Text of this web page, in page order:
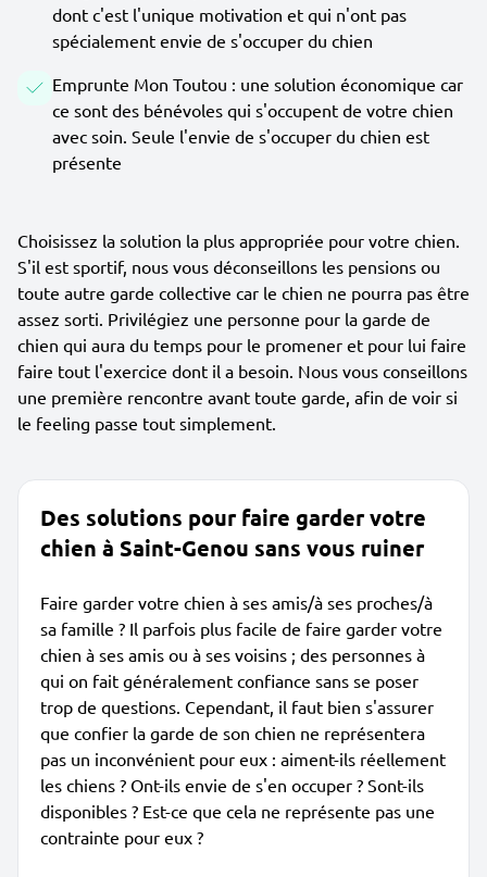
dont c'est l'unique motivation et qui n'ont pas
spécialement envie de s'occuper du chien
Emprunte Mon Toutou : une solution économique car
ce sont des bénévoles qui s'occupent de votre chien
avec soin. Seule l'envie de s'occuper du chien est
présente
Choisissez la solution la plus appropriée pour votre chien.
S'il est sportif, nous vous déconseillons les pensions ou
toute autre garde collective car le chien ne pourra pas être
assez sorti. Privilégiez une personne pour la garde de
chien qui aura du temps pour le promener et pour lui faire
faire tout l'exercice dont il a besoin. Nous vous conseillons
une première rencontre avant toute garde, afin de voir si
le feeling passe tout simplement.
Des solutions pour faire garder votre
chien à Saint-Genou sans vous ruiner
Faire garder votre chien à ses amis/à ses proches/à
sa famille ? Il parfois plus facile de faire garder votre
chien à ses amis ou à ses voisins ; des personnes à
qui on fait généralement confiance sans se poser
trop de questions. Cependant, il faut bien s'assurer
que confier la garde de son chien ne représentera
pas un inconvénient pour eux : aiment-ils réellement
les chiens ? Ont-ils envie de s'en occuper ? Sont-ils
disponibles ? Est-ce que cela ne représente pas une
contrainte pour eux ?